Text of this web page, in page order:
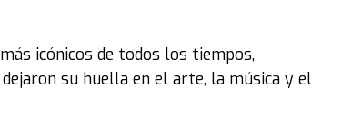
icónicos de todos los tiempos,
su huella en el arte, la música y el